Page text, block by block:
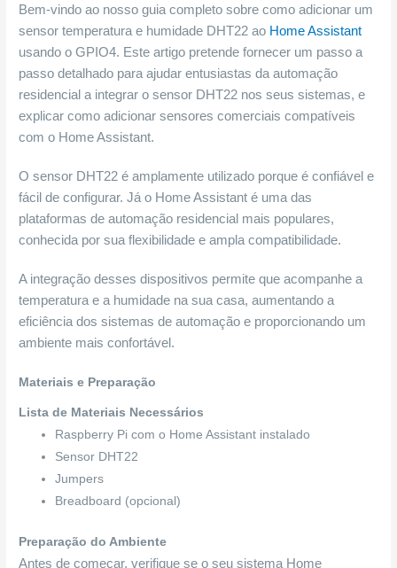
Bem-vindo ao nosso guia completo sobre como adicionar um
sensor temperatura e humidade DHT22 ao Home Assistant
usando o GPIO4. Este artigo pretende fornecer um passo a
passo detalhado para ajudar entusiastas da automação
residencial a integrar o sensor DHT22 nos seus sistemas, e
explicar como adicionar sensores comerciais compatíveis
com o Home Assistant.
O sensor DHT22 é amplamente utilizado porque é confiável e
fácil de configurar. Já o Home Assistant é uma das
plataformas de automação residencial mais populares,
conhecida por sua flexibilidade e ampla compatibilidade.
A integração desses dispositivos permite que acompanhe a
temperatura e a humidade na sua casa, aumentando a
eficiência dos sistemas de automação e proporcionando um
ambiente mais confortável.
Materiais e Preparação
Lista de Materiais Necessários
Raspberry Pi com o Home Assistant instalado
Sensor DHT22
Jumpers
Breadboard (opcional)
Preparação do Ambiente
Antes de começar, verifique se o seu sistema Home